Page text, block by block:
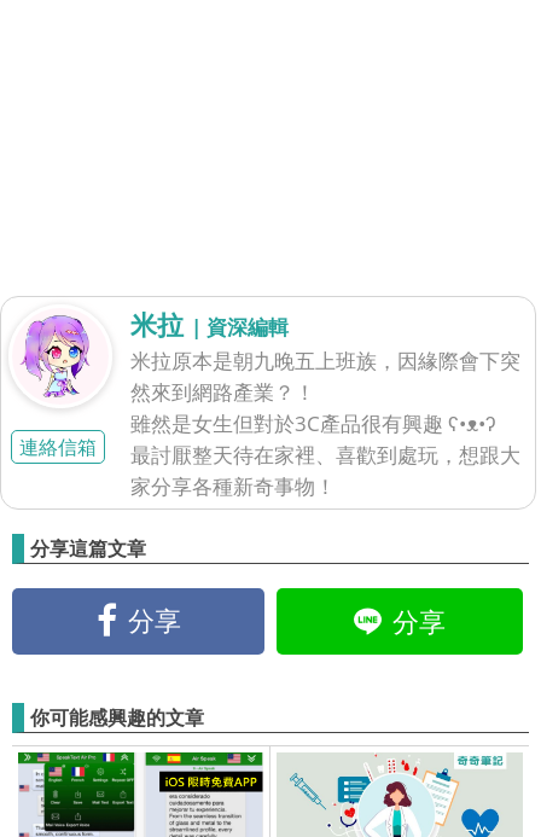
連絡信箱
米拉 | 資深編輯
米拉原本是朝九晚五上班族，因緣際會下突
然來到網路產業？！
雖然是女生但對於3C產品很有興趣 ʕ•ᴥ•ʔ
最討厭整天待在家裡、喜歡到處玩，想跟大
家分享各種新奇事物！
分享這篇文章
分享 分享
你可能感興趣的文章